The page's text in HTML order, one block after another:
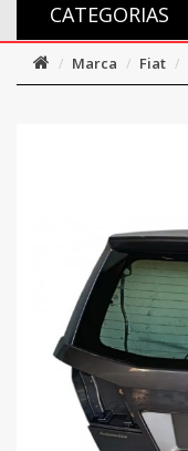
CATEGORIAS
Marca Fiat